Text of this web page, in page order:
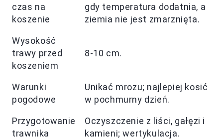
czas na
koszenie
gdy temperatura dodatnia, a
ziemia nie jest zmarznięta.
Wysokość
trawy przed
koszeniem
8-10 cm.
Warunki
pogodowe
Unikać mrozu; najlepiej kosić
w pochmurny dzień.
Przygotowanie
trawnika
Oczyszczenie z liści, gałęzi i
kamieni; wertykulacja.